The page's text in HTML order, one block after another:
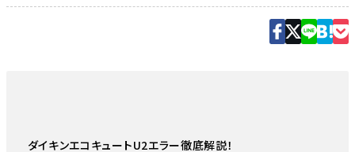
ダイキンエコキュートU2エラー徹底解説！